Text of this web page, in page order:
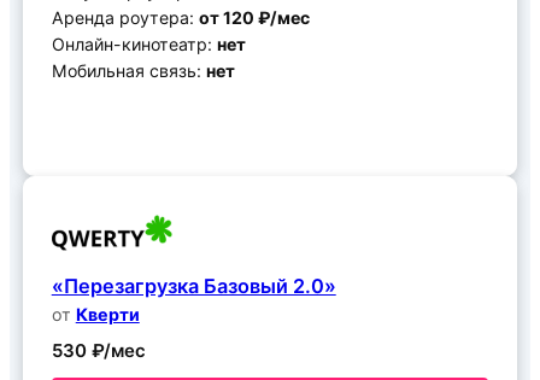
Аренда роутера: от 120 ₽/мес
Онлайн-кинотеатр: нет
Мобильная связь: нет
«Перезагрузка Базовый 2.0»
от Кверти
530 ₽/мес